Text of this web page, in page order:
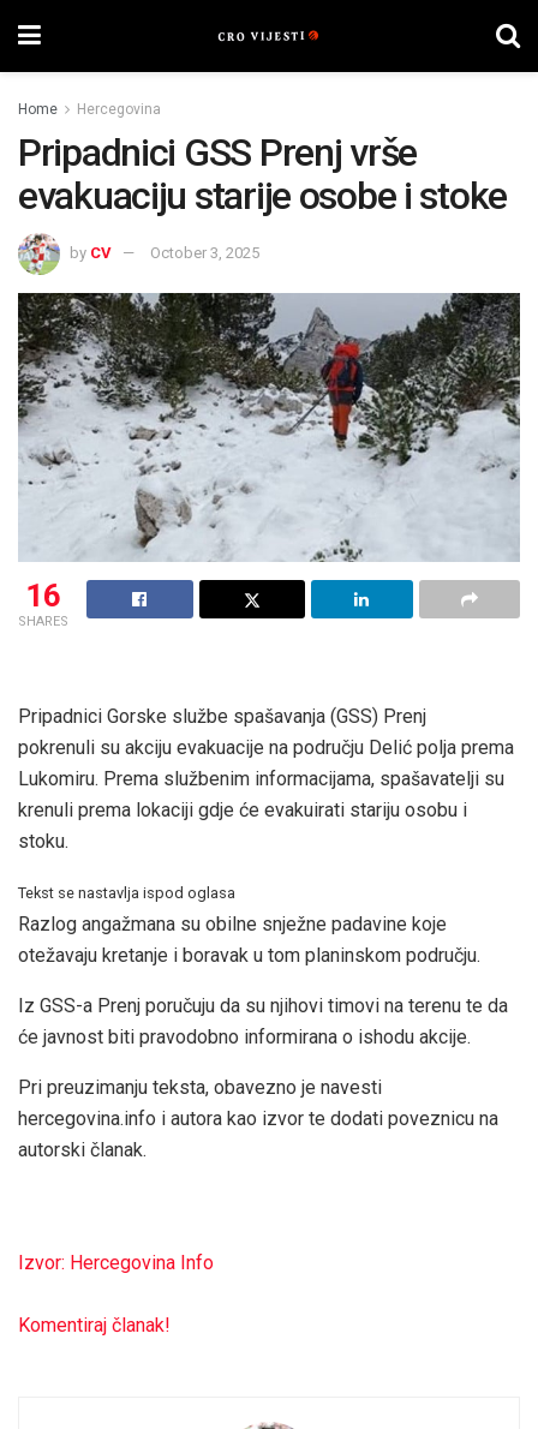
Home Hercegovina
Pripadnici GSS Prenj vrše
evakuaciju starije osobe i stoke
by CV October 3, 2025
16
SHARES
Pripadnici Gorske službe spašavanja (GSS) Prenj
pokrenuli su akciju evakuacije na području Delić polja prema
Lukomiru. Prema službenim informacijama, spašavatelji su
krenuli prema lokaciji gdje će evakuirati stariju osobu i
stoku.
Tekst se nastavlja ispod oglasa
Razlog angažmana su obilne snježne padavine koje
otežavaju kretanje i boravak u tom planinskom području.
Iz GSS-a Prenj poručuju da su njihovi timovi na terenu te da
će javnost biti pravodobno informirana o ishodu akcije.
Pri preuzimanju teksta, obavezno je navesti
hercegovina.info i autora kao izvor te dodati poveznicu na
autorski članak.
Izvor: Hercegovina Info
Komentiraj članak!